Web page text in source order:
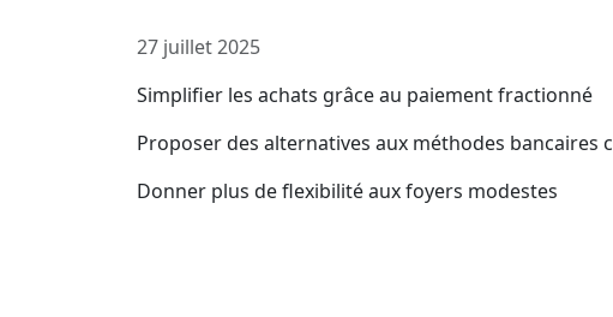
27 juillet 2025
Simplifier les achats grâce au paiement fractionné
Proposer des alternatives aux méthodes bancaires
Donner plus de flexibilité aux foyers modestes